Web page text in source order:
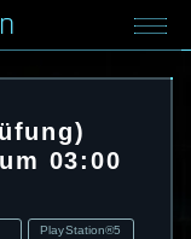
03:00
PlayStation®5